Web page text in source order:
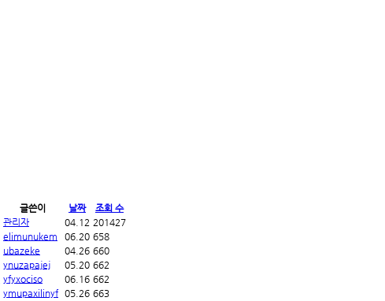
글쓴이 날짜
조회 수
관리자 04.12 201427
elimunukem 06.20 658
ubazeke 04.26 660
ynuzapajej 05.20 662
yfyxociso 06.16 662
ymupaxilinyf 05.26 663